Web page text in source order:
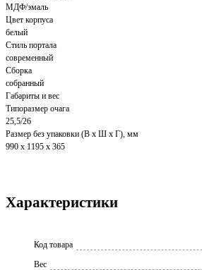
МДФ/эмаль
Цвет корпуса
белый
Стиль портала
современный
Сборка
собранный
Габариты и вес
Типоразмер очага
25,5/26
Размер без упаковки (В x Ш x Г), мм
990 x 1195 x 365
Характеристики
Код товара
Вес